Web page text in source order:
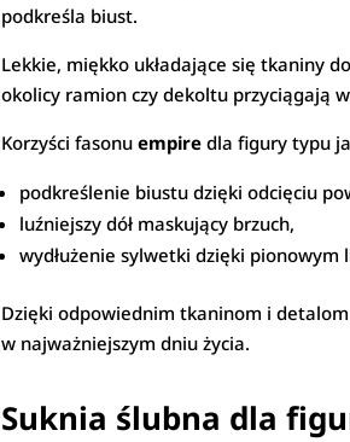
podkreśla biust.
Lekkie, miękko układające się tkaniny
okolicy ramion czy dekoltu przyciągają
Korzyści fasonuempire dla figury typu
podkreślenie biustu dzięki odcięciu
luźniejszy dół maskujący brzuch,
wydłużenie sylwetki dzięki pionowym
Dzięki odpowiednim tkaninom i
w najważniejszym dniu życia.
Suknia ślubna dla